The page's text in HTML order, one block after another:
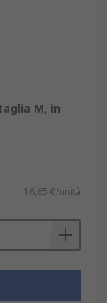
di
intimi
clienti,
ed
M, in
16,65 €/unità